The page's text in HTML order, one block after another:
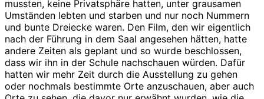
mussten, keine Privatsphäre hatten, unter grausamen
Umständen lebten und starben und nur noch Nummern
und bunte Dreiecke waren. Den Film, den wir eigentlich
nach der Führung in dem Saal angesehen hätten, hatte
andere Zeiten als geplant und so wurde beschlossen,
dass wir ihn in der Schule nachschauen würden. Dafür
hatten wir mehr Zeit durch die Ausstellung zu gehen
oder nochmals bestimmte Orte anzuschauen, aber auch